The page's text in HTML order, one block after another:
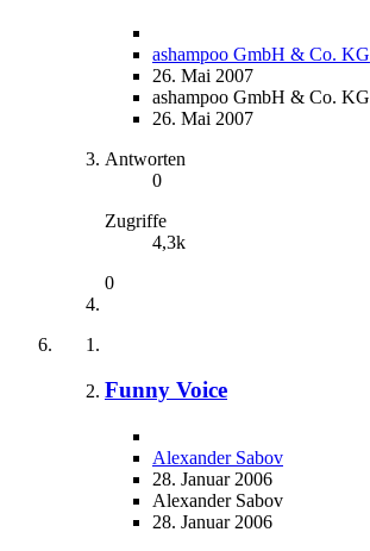
ashampoo GmbH & Co. KG
26. Mai 2007
ashampoo GmbH & Co. KG
26. Mai 2007
Antworten
0
Zugriffe
4,3k
0
Funny Voice
Alexander Sabov
28. Januar 2006
Alexander Sabov
28. Januar 2006